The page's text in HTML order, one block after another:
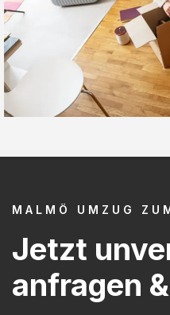
MALMÖ UMZUG
Jetzt
anfragen